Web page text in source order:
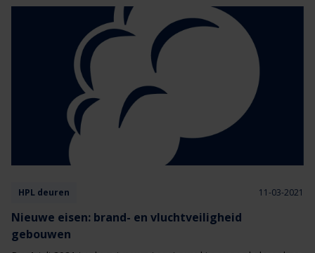
HPL deuren 11-03-2021
Nieuwe eisen: brand- en vluchtveiligheid
gebouwen